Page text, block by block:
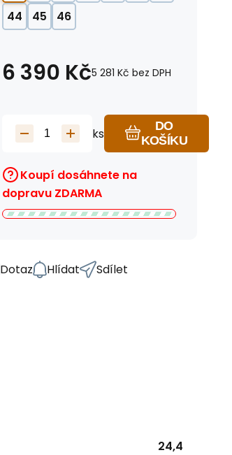
44
45 46
6 390 Kč5 281 Kč bez DPH
ks
DO
KOŠÍKU
Koupí dosáhnete na
dopravu ZDARMA
Dotaz Hlídat Sdílet
24,4